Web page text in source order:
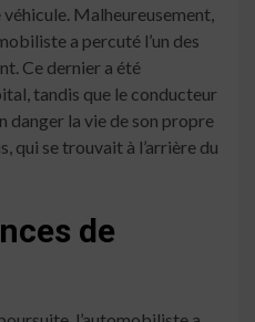
Malheureusement,
a percuté l’un des
Ce dernier a été
tandis que le conducteur
danger la vie de son propre
qui se trouvait à l’arrière du
de